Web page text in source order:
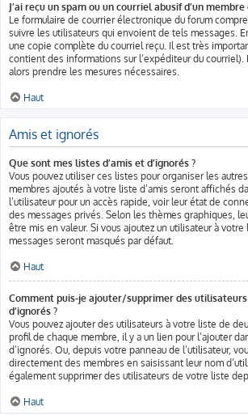
J’ai reçu un spam ou un courriel abusif d’un
Le formulaire de courrier électronique du forum
suivre les utilisateurs qui envoient de tels messages.
une copie complète du courriel reçu. Il est très
contient des informations sur l’expéditeur du courriel).
alors prendre les mesures nécessaires.
Haut
Amis et ignorés
Que sont mes listes d’amis et d’ignorés ?
Vous pouvez utiliser ces listes pour organiser les
membres ajoutés à votre liste d’amis seront affichés
l’utilisateur pour un accès rapide, voir leur état de
des messages privés. Selon les thèmes graphiques,
être mis en valeur. Si vous ajoutez un utilisateur à
messages seront masqués par défaut.
Haut
Comment puis-je ajouter/supprimer des utilisateurs
d’ignorés ?
Vous pouvez ajouter des utilisateurs à votre liste de
profil de chaque membre, il y a un lien pour l’ajouter
d’ignorés. Ou, depuis votre panneau de l’utilisateur,
directement des membres en saisissant leur nom
également supprimer des utilisateurs de votre liste
Haut